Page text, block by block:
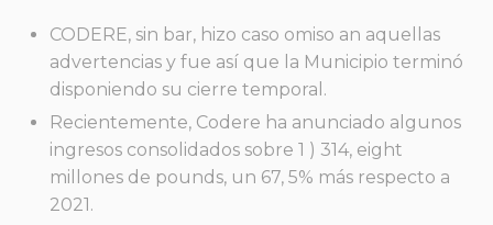
CODERE, sin bar, hizo caso omiso an aquellas
advertencias y fue así que la Municipio terminó
disponiendo su cierre temporal.
Recientemente, Codere ha anunciado algunos
ingresos consolidados sobre 1 ) 314, eight
millones de pounds, un 67, 5% más respecto a
2021.